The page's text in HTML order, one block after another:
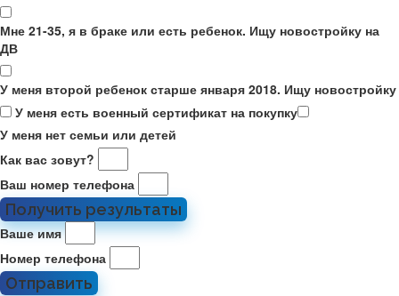
Мне 21-35, я в браке или есть ребенок. Ищу новостройку на
ДВ
У меня второй ребенок старше января 2018. Ищу новостройку
У меня есть военный сертификат на покупку
У меня нет семьи или детей
Как вас зовут?
Ваш номер телефона
Получить результаты
Ваше имя
Номер телефона
Отправить